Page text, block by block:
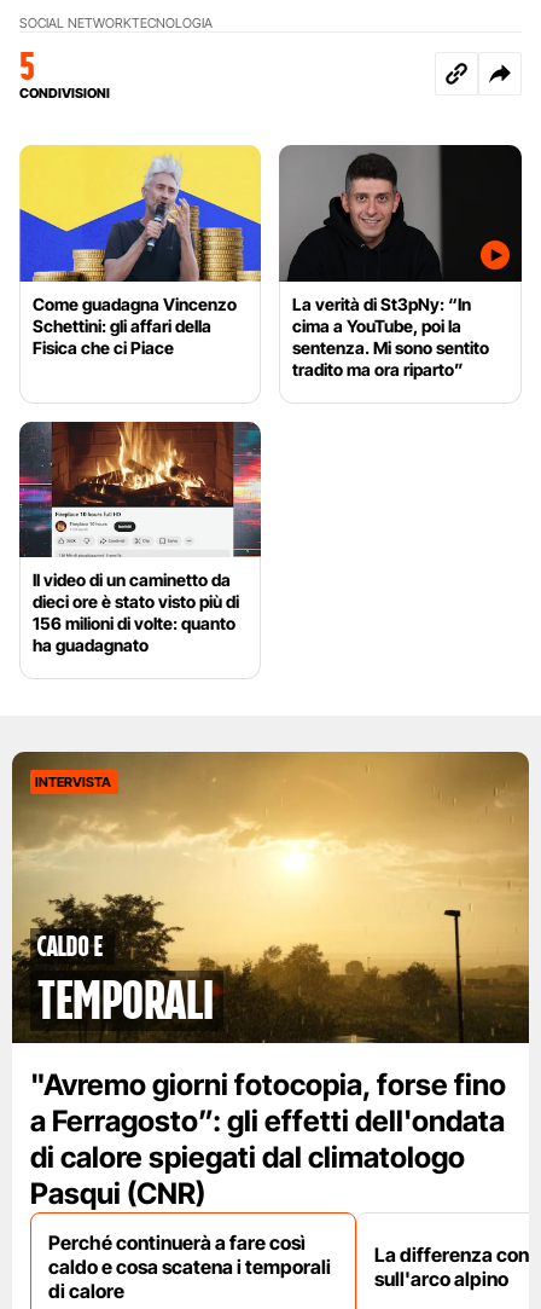
SOCIAL NETWORKTECNOLOGIA
5
CONDIVISIONI
Come guadagna Vincenzo
Schettini: gli affari della
Fisica che ci Piace
La verità di St3pNy: “In
cima a YouTube, poi la
sentenza. Mi sono sentito
tradito ma ora riparto”
Il video di un caminetto da
dieci ore è stato visto più di
156 milioni di volte: quanto
ha guadagnato
INTERVISTA
caldo e
temporali
"Avremo giorni fotocopia, forse fino
a Ferragosto”: gli effetti dell'ondata
di calore spiegati dal climatologo
Pasqui (CNR)
Perché continuerà a fare così
caldo e cosa scatena i temporali
di calore
La differenza con
sull'arco alpino